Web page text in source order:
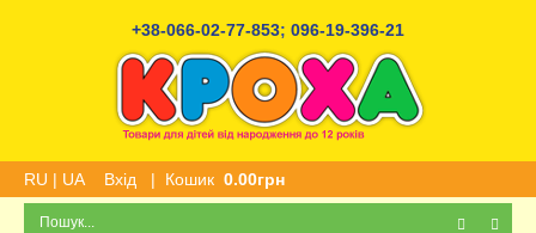
+38-066-02-77-853; 096-19-396-21
RU | UA Вхід | Кошик 0.00грн